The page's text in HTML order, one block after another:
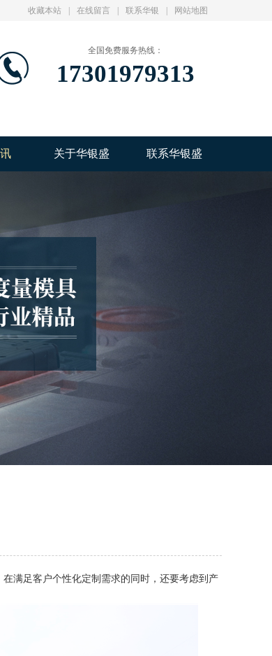
收藏本站 在线留言 联系华银 网站地图
全国免费服务热线：
17301979313
关于华银盛 联系华银盛
满足客户个性化定制需求的同时，还要考虑到产